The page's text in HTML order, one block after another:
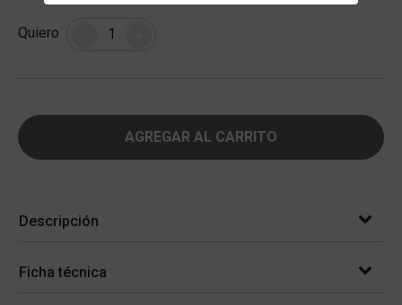
Quiero Cantidad
AGREGAR AL CARRITO
Descripción
Ficha técnica